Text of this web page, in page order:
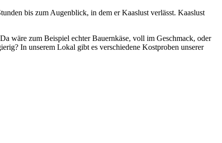
bis zum Augenblick, in dem er Kaaslust verlässt. Kaaslust
wäre zum Beispiel echter Bauernkäse, voll im Geschmack, oder
In unserem Lokal gibt es verschiedene Kostproben unserer